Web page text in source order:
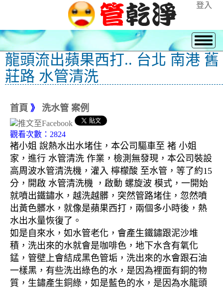
登入
龍頭流出蘋果西打.. 台北 南港 舊
莊路 水管清洗
首頁 》 洗水管 案例
觀看次數：2824
褚小姐 說熱水出水堵住，本公司驅車至 褚 小姐
家，進行 水管清洗 作業，檢測無發現，本公司裝設
高周波水管清洗機，灌入 檸檬酸 至水管，等了約15
分，開啟 水管清洗機 ，啟動 螺旋波 模式，一開始
就噴出鐵鏽水，越洗越髒，突然管路堵住，忽然噴
出黃色髒水，就像是蘋果西打，兩個多小時後，熱
水出水量恢復了。
如是自來水，如水管老化，會產生鐵鏽跟泥沙堆
積，洗出來的水就會是咖啡色，地下水含有氧化
錳，管壁上會結成黑色管垢，洗出來的水會跟石油
一樣黑，有些洗出綠色的水，是因為裡面有銅的物
質，生鏽產生銅綠，如是藍色的水，是因為水龍頭